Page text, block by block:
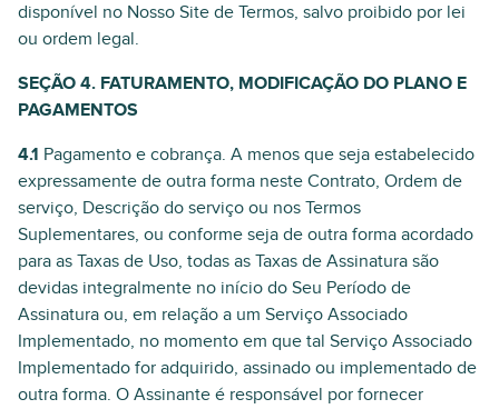
disponível no Nosso Site de Termos, salvo proibido por lei
ou ordem legal.
SEÇÃO 4. FATURAMENTO, MODIFICAÇÃO DO PLANO E
PAGAMENTOS
4.1 Pagamento e cobrança. A menos que seja estabelecido
expressamente de outra forma neste Contrato, Ordem de
serviço, Descrição do serviço ou nos Termos
Suplementares, ou conforme seja de outra forma acordado
para as Taxas de Uso, todas as Taxas de Assinatura são
devidas integralmente no início do Seu Período de
Assinatura ou, em relação a um Serviço Associado
Implementado, no momento em que tal Serviço Associado
Implementado for adquirido, assinado ou implementado de
outra forma. O Assinante é responsável por fornecer